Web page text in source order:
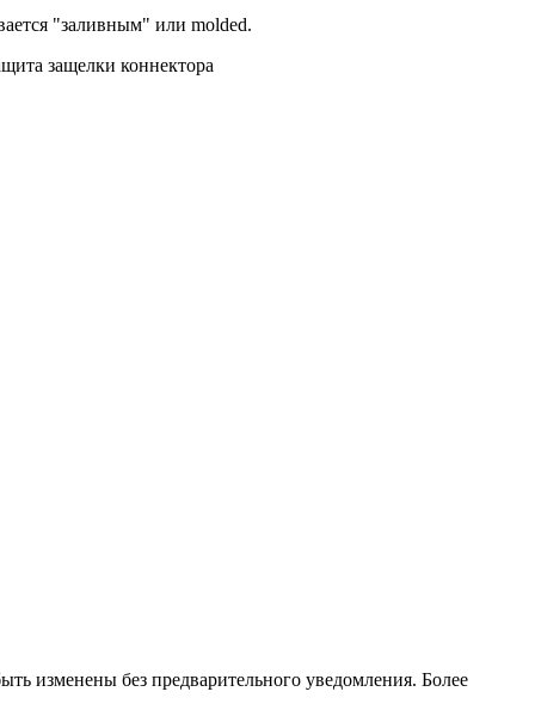
"заливным" или molded.
защелки коннектора
изменены без предварительного уведомления. Более